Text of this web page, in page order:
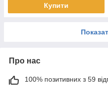
Купити
Про нас
100% позитивних з 59